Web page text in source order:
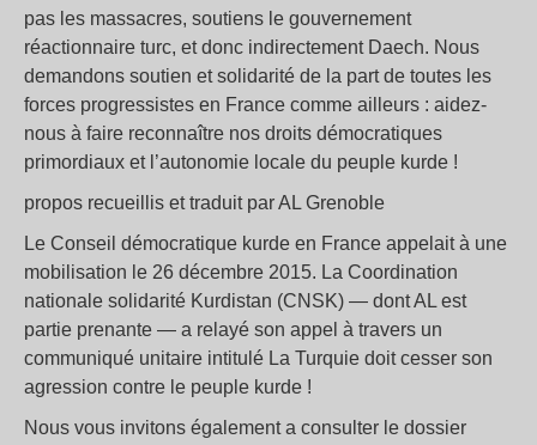
pas les massacres, soutiens le gouvernement
réactionnaire turc, et donc indirectement Daech. Nous
demandons soutien et solidarité de la part de toutes les
forces progressistes en France comme ailleurs : aidez-
nous à faire reconnaître nos droits démocratiques
primordiaux et l’autonomie locale du peuple kurde !
propos recueillis et traduit par AL Grenoble
Le Conseil démocratique kurde en France appelait à une
mobilisation le 26 décembre 2015. La Coordination
nationale solidarité Kurdistan (CNSK) — dont AL est
partie prenante — a relayé son appel à travers un
communiqué unitaire intitulé La Turquie doit cesser son
agression contre le peuple kurde !
Nous vous invitons également a consulter le dossier